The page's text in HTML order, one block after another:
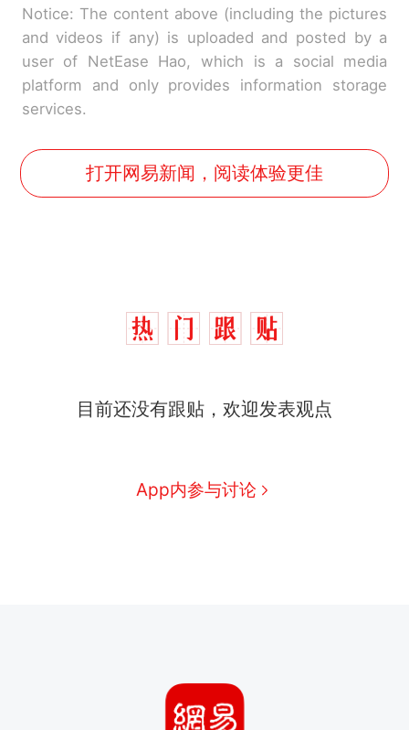
Notice: The content above (including the pictures
and videos if any) is uploaded and posted by a
user of NetEase Hao, which is a social media
platform and only provides information storage
services.
打开网易新闻，阅读体验更佳
目前还没有跟贴，欢迎发表观点
App内参与讨论